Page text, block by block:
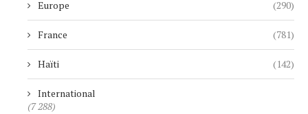
Europe (290)
France (781)
Haïti (142)
International
(7 288)